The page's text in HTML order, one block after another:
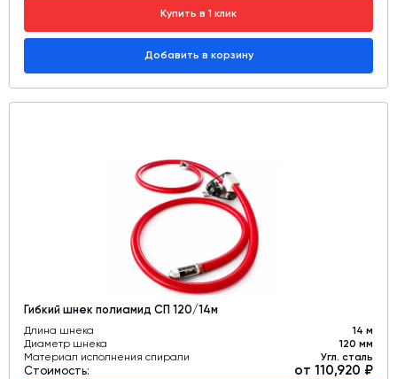
Купить в 1 клик
Добавить в корзину
Гибкий шнек полиамид СП 120/14м
Длина шнека
14 м
Диаметр шнека
120 мм
Материал исполнения спирали
Угл. сталь
Стоимость: от 110,920 ₽